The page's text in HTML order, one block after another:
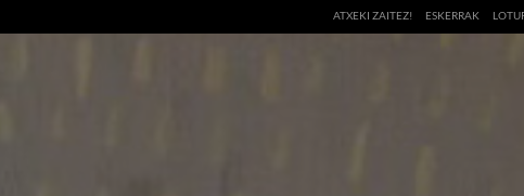
ATXEKI ZAITEZ! ESKERRAK